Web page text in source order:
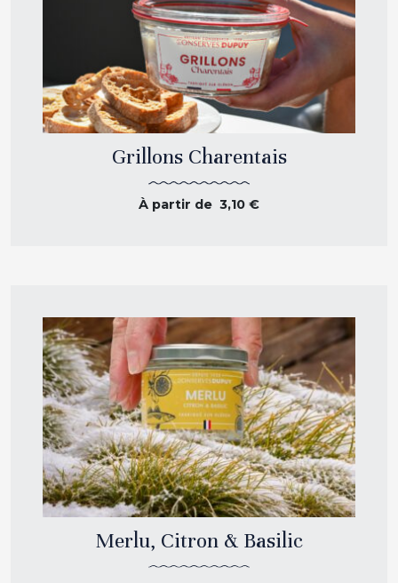
Grillons Charentais
À partir de 3,10 €
Merlu, Citron & Basilic